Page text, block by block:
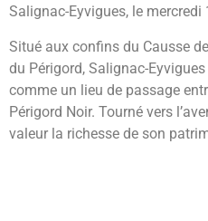
Salignac-Eyvigues, le mercredi
Situé aux confins du Causse
du Périgord, Salignac-
comme un lieu de passage
Périgord Noir. Tourné vers
valeur la richesse de son